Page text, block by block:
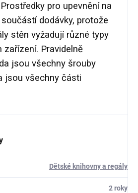
Prostředky pro upevnění na
dodávky, protože
stěn vyžadují různé typy
zařízení. Pravidelně
jsou všechny šrouby
jsou všechny části
Dětské knihovny a regály
2 roky